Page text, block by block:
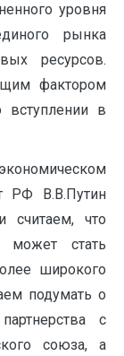
уровня
рынка
ресурсов.
фактором
вступлении в
РФ В.В.Путин
считаем, что
может стать
широкого
подумать о
с
союза, а